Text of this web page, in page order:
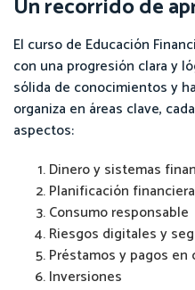
Un recorrido de
El curso de Educación
con una progresión clara y
sólida de conocimientos y
organiza en áreas clave,
aspectos:
Dinero y sistemas
Planificación financiera
Consumo responsable
Riesgos digitales y
Préstamos y pagos en
Inversiones